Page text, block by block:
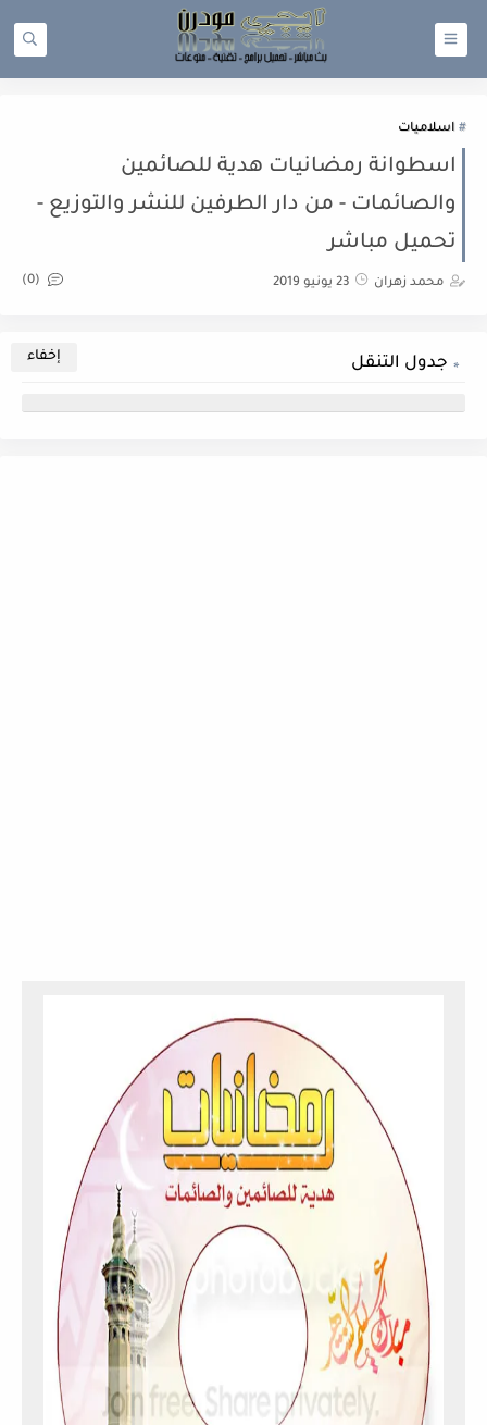
اسلاميات
اسطوانة رمضانيات هدية للصائمين
والصائمات - من دار الطرفين للنشر والتوزيع -
تحميل مباشر
محمد زهران 23 يونيو 2019 (0)
جدول التنقل